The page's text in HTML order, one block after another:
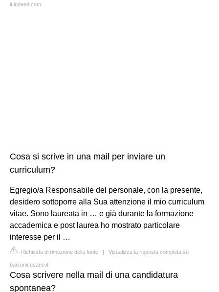
it.indeed.com
Cosa si scrive in una mail per inviare un
curriculum?
Egregio/a Responsabile del personale, con la presente,
desidero sottoporre alla Sua attenzione il mio curriculum
vitae. Sono laureata in … e già durante la formazione
accademica e post laurea ho mostrato particolare
interesse per il …
Richiesta di rimozione della fonte | Visualizza la risposta completa su
bari.unicusano.it
Cosa scrivere nella mail di una candidatura
spontanea?